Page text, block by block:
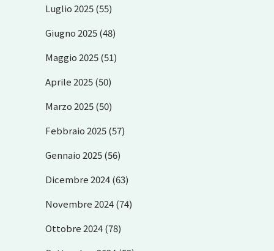
Luglio 2025(55)
Giugno 2025(48)
Maggio 2025(51)
Aprile 2025(50)
Marzo 2025(50)
Febbraio 2025(57)
Gennaio 2025(56)
Dicembre 2024(63)
Novembre 2024(74)
Ottobre 2024(78)